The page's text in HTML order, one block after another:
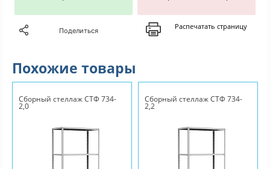
Поделиться Распечатать страницу
Похожие товары
Сборный стеллаж СТФ 734-
2,0
Сборный стеллаж СТФ 734-
2,2